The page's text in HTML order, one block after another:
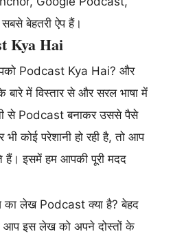
बेहतरी ऐप हैं।
Kya Hai
Podcast Kya Hai? और
में विस्तार से और सरल भाषा में
से Podcast बनाकर उससे पैसे
कोई परेशानी हो रही है, तो आप
इसमें हम आपकी पूरी मदद
लेख Podcast क्या है? बेहद
आप इस लेख को अपने दोस्तों के